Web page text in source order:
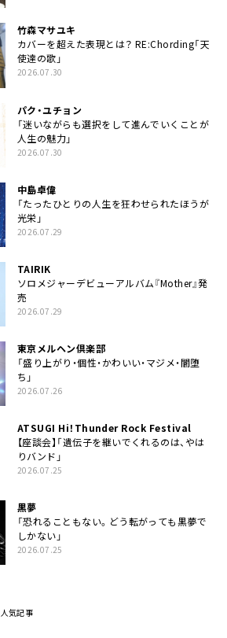
竹森マサユキ
カバーを超えた表現とは？ RE:Chording「天
使達の歌」
2026.07.30
パク・ユチョン
「迷いながらも選択をして進んでいくことが
人生の魅力」
2026.07.30
中島卓偉
「たったひとりの人生を狂わせられたほうが
光栄」
2026.07.29
TAIRIK
ソロメジャーデビューアルバム『Mother』発
売
2026.07.29
東京メルヘン倶楽部
「盛り上がり・個性・かわいい・マジメ・闇堕
ち」
2026.07.26
ATSUGI Hi！Thunder Rock Festival
【座談会】「遺伝子を継いでくれるのは、やは
りバンド」
2026.07.25
黒夢
「恐れることもない。どう転がっても黒夢で
しかない」
2026.07.25
人気記事